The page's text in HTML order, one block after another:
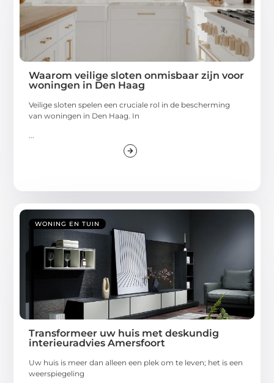
Waarom veilige sloten onmisbaar zijn voor
woningen in Den Haag
Veilige sloten spelen een cruciale rol in de bescherming
van woningen in Den Haag. In
WONING EN TUIN
Transformeer uw huis met deskundig
interieuradvies Amersfoort
Uw huis is meer dan alleen een plek om te leven; het is een
weerspiegeling